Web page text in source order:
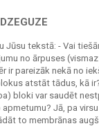
Jūsu tekstā: - Vai
no ārpuses
ir pareizāk nekā no
atstāt tādus, kā
bloki var saudēt
Jā, pa
to membrānas